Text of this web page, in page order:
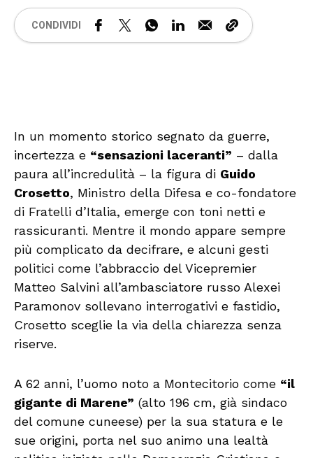
CONDIVIDI
In un momento storico segnato da guerre,
incertezza e “sensazioni laceranti” – dalla
paura all’incredulità – la figura di Guido
Crosetto, Ministro della Difesa e co-fondatore
di Fratelli d’Italia, emerge con toni netti e
rassicuranti. Mentre il mondo appare sempre
più complicato da decifrare, e alcuni gesti
politici come l’abbraccio del Vicepremier
Matteo Salvini all’ambasciatore russo Alexei
Paramonov sollevano interrogativi e fastidio,
Crosetto sceglie la via della chiarezza senza
riserve.
A 62 anni, l’uomo noto a Montecitorio come “il
gigante di Marene” (alto 196 cm, già sindaco
del comune cuneese) per la sua statura e le
sue origini, porta nel suo animo una lealtà